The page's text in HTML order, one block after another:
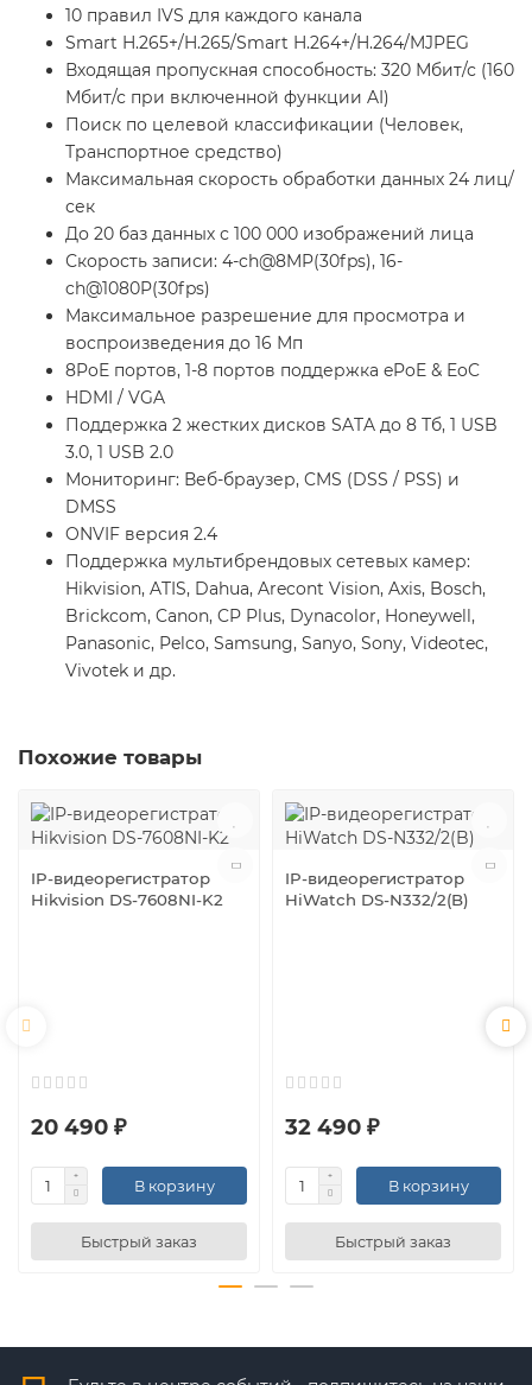
10 правил IVS для каждого канала
Smart H.265+/H.265/Smart H.264+/H.264/MJPEG
Входящая пропускная способность: 320 Мбит/с (160
Мбит/с при включенной функции AI)
Поиск по целевой классификации (Человек,
Транспортное средство)
Максимальная скорость обработки данных 24 лиц/
сек
До 20 баз данных с 100 000 изображений лица
Скорость записи: 4-ch@8MP(30fps), 16-
ch@1080P(30fps)
Максимальное разрешение для просмотра и
воспроизведения до 16 Мп
8PoE портов, 1-8 портов поддержка ePoE & EoC
HDMI / VGA
Поддержка 2 жестких дисков SATA до 8 Тб, 1 USB
3.0, 1 USB 2.0
Мониторинг: Веб-браузер, CMS (DSS / PSS) и
DMSS
ONVIF версия 2.4
Поддержка мультибрендовых сетевых камер:
Hikvision, ATIS, Dahua, Arecont Vision, Axis, Bosch,
Brickcom, Canon, CP Plus, Dynacolor, Honeywell,
Panasonic, Pelco, Samsung, Sanyo, Sony, Videotec,
Vivotek и др.
Похожие товары
IP-видеорегистратор
Hikvision DS-7608NI-K2
20 490 ₽
В корзину
Быстрый заказ
IP-видеорегистратор
HiWatch DS-N332/2(B)
32 490 ₽
В корзину
Быстрый заказ